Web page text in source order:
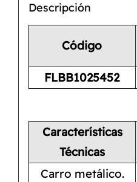
Descripción
Código
FLBB1025452
Características
Técnicas
Carro metálico.